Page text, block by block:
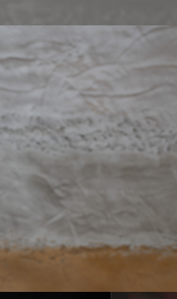
PLAN /間取り
MODEL
LIFE
L'GENTE+ /
ASSET
MERIT / 全
BRAND / 住